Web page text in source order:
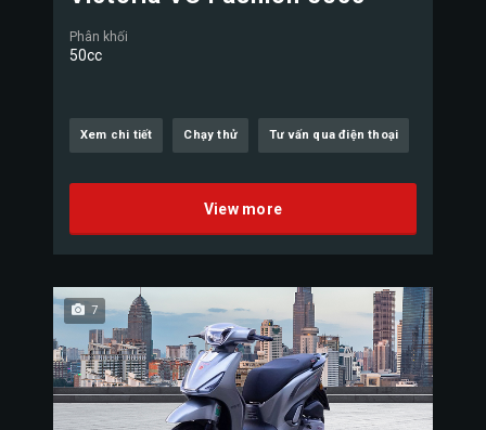
Phân khối
50cc
Xem chi tiết Chạy thử Tư vấn qua điện thoại
View more
7